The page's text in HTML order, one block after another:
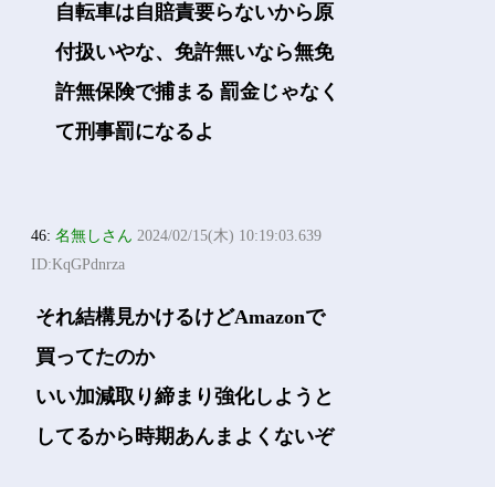
自転車は自賠責要らないから原
付扱いやな、免許無いなら無免
許無保険で捕まる 罰金じゃなく
て刑事罰になるよ
46:名無しさん 2024/02/15(木) 10:19:03.639
ID:KqGPdnrza
それ結構見かけるけどAmazonで
買ってたのか
いい加減取り締まり強化しようと
してるから時期あんまよくないぞ